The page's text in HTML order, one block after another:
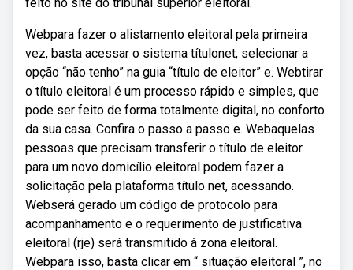
Webpara fazer o alistamento eleitoral pela primeira
vez, basta acessar o sistema títulonet, selecionar a
opção “não tenho” na guia “título de eleitor” e. Webtirar
o título eleitoral é um processo rápido e simples, que
pode ser feito de forma totalmente digital, no conforto
da sua casa. Confira o passo a passo e. Webaquelas
pessoas que precisam transferir o título de eleitor
para um novo domicílio eleitoral podem fazer a
solicitação pela plataforma título net, acessando.
Webserá gerado um código de protocolo para
acompanhamento e o requerimento de justificativa
eleitoral (rje) será transmitido à zona eleitoral.
Webpara isso, basta clicar em “ situação eleitoral ”, no